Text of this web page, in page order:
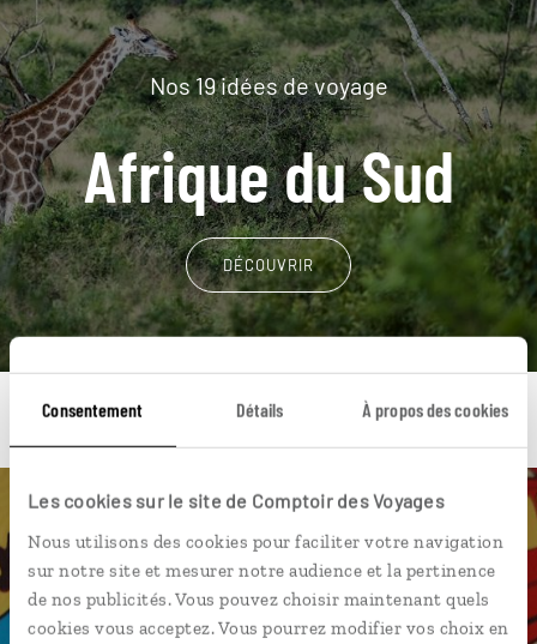
Consentement Détails À propos des cookies
Les cookies sur le site de Comptoir des Voyages
Nous utilisons des cookies pour faciliter votre navigation
sur notre site et mesurer notre audience et la pertinence
de nos publicités. Vous pouvez choisir maintenant quels
cookies vous acceptez. Vous pourrez modifier vos choix en
Nos 19 idées de voyage
Afrique du Sud
DÉCOUVRIR
Une envie de voyage
particulière ?